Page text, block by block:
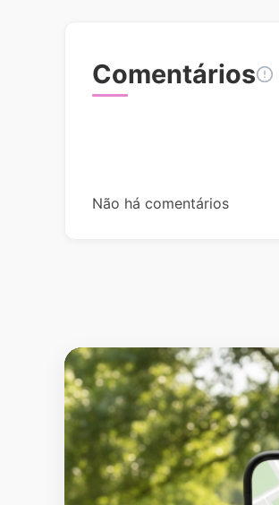
Comentários
Não há comentários